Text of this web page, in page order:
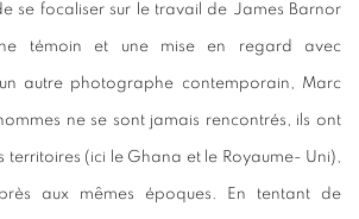
se focaliser sur le travail de James Barnor
témoin et une mise en regard avec
autre photographe contemporain, Marc
ne se sont jamais rencontrés, ils ont
territoires (ici le Ghana et le Royaume- Uni),
aux mêmes époques. En tentant de